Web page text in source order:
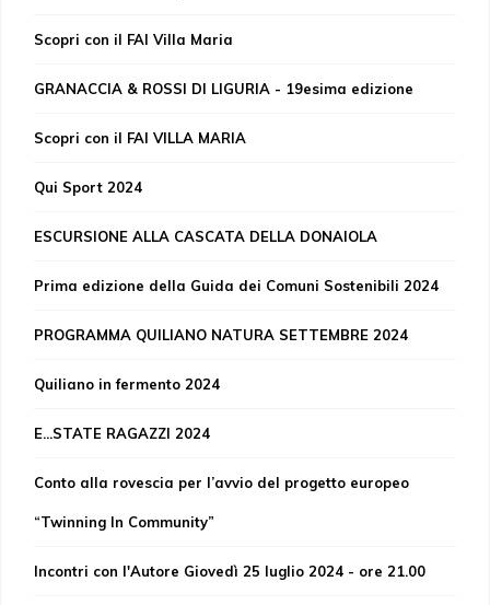
Scopri con il FAI Villa Maria
GRANACCIA & ROSSI DI LIGURIA - 19esima edizione
Scopri con il FAI VILLA MARIA
Qui Sport 2024
ESCURSIONE ALLA CASCATA DELLA DONAIOLA
Prima edizione della Guida dei Comuni Sostenibili 2024
PROGRAMMA QUILIANO NATURA SETTEMBRE 2024
Quiliano in fermento 2024
E...STATE RAGAZZI 2024
Conto alla rovescia per l’avvio del progetto europeo
“Twinning In Community”
Incontri con l'Autore Giovedì 25 luglio 2024 - ore 21.00